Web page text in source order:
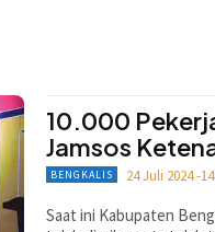
10.000
Jamsos
BENGKALIS 24 Juli 2024 -
Saat ini Kabupaten